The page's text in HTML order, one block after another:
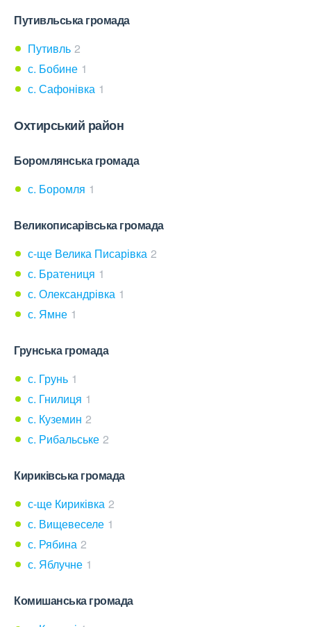
Путивльська громада
Путивль 2
с. Бобине 1
с. Сафонівка 1
Охтирський район
Боромлянська громада
с. Боромля 1
Великописарівська громада
с-ще Велика Писарівка 2
с. Братениця 1
с. Олександрівка 1
с. Ямне 1
Грунська громада
с. Грунь 1
с. Гнилиця 1
с. Куземин 2
с. Рибальське 2
Кириківська громада
с-ще Кириківка 2
с. Вищевеселе 1
с. Рябина 2
с. Яблучне 1
Комишанська громада